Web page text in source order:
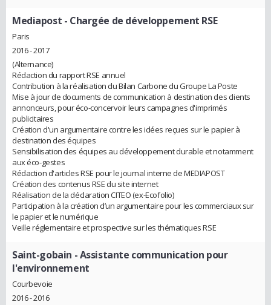
Mediapost - Chargée de développement RSE
Paris
2016 - 2017
(Alternance)
Rédaction du rapport RSE annuel
Contribution à la réalisation du Bilan Carbone du Groupe La Poste
Mise à jour de documents de communication à destination des clients
annonceurs, pour éco-concervoir leurs campagnes d'imprimés
publicitaires
Création d'un argumentaire contre les idées reçues sur le papier à
destination des équipes
Sensibilisation des équipes au développement durable et notamment
aux éco-gestes
Rédaction d'articles RSE pour le journal interne de MEDIAPOST
Création des contenus RSE du site internet
Réalisation de la déclaration CITEO (ex-Ecofolio)
Participation à la création d’un argumentaire pour les commerciaux sur
le papier et le numérique
Veille réglementaire et prospective sur les thématiques RSE
Saint-gobain - Assistante communication pour
l'environnement
Courbevoie
2016 - 2016